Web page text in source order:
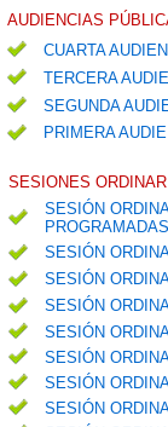
AUDIENCIAS
CUARTA
TERCERA
SEGUNDA
PRIMERA
SESIONES
SESIÓN
SESIÓN
SESIÓN
SESIÓN
SESIÓN
SESIÓN
SESIÓN
SESIÓN